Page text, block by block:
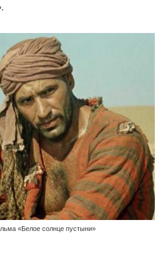
«Белое солнце пустыни»